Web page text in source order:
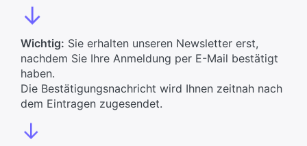
↓
Wichtig: Sie erhalten unseren Newsletter erst,
nachdem Sie Ihre Anmeldung per E-Mail bestätigt
haben.
Die Bestätigungsnachricht wird Ihnen zeitnah nach
dem Eintragen zugesendet.
↓